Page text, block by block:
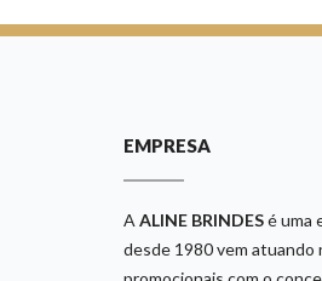
EMPRESA
A ALINE BRINDESé uma
desde 1980 vem atuando